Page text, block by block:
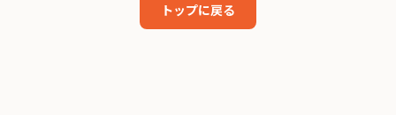
トップに戻る